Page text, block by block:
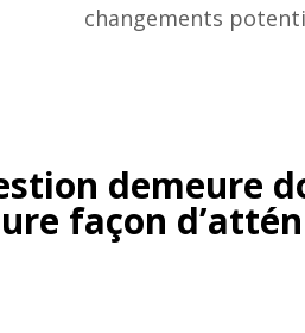
changements
demeure
façon